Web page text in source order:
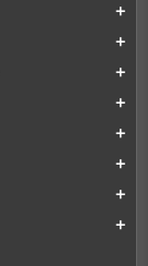
add
add
add
add
add
add
add
add